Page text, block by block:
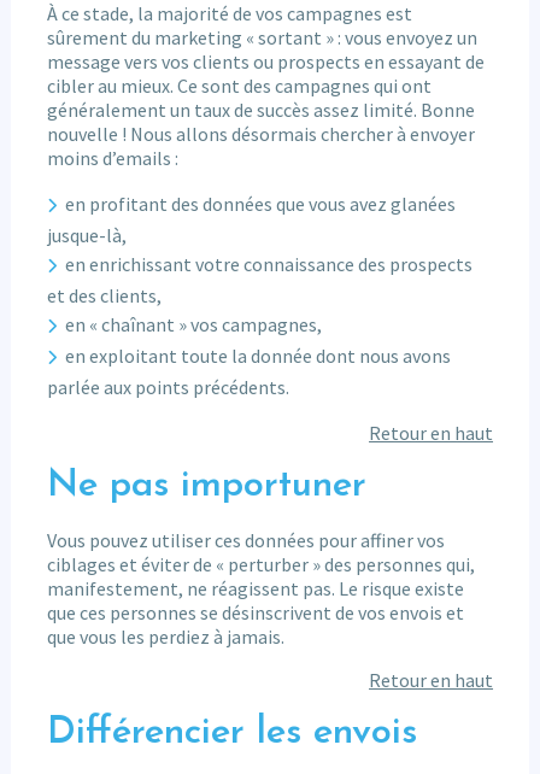
À ce stade, la majorité de vos campagnes est
sûrement du marketing « sortant » : vous envoyez un
message vers vos clients ou prospects en essayant de
cibler au mieux. Ce sont des campagnes qui ont
généralement un taux de succès assez limité. Bonne
nouvelle ! Nous allons désormais chercher à envoyer
moins d’emails :
en profitant des données que vous avez glanées
jusque-là,
en enrichissant votre connaissance des prospects
et des clients,
en « chaînant » vos campagnes,
en exploitant toute la donnée dont nous avons
parlée aux points précédents.
Retour en haut
Ne pas importuner
Vous pouvez utiliser ces données pour affiner vos
ciblages et éviter de « perturber » des personnes qui,
manifestement, ne réagissent pas. Le risque existe
que ces personnes se désinscrivent de vos envois et
que vous les perdiez à jamais.
Retour en haut
Différencier les envois